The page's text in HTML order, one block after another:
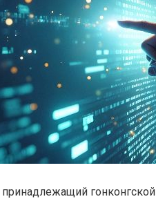
принадлежащий